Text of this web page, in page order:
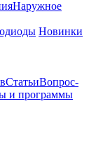
Наружное
Новинки
СтатьиВопрос-
и программы